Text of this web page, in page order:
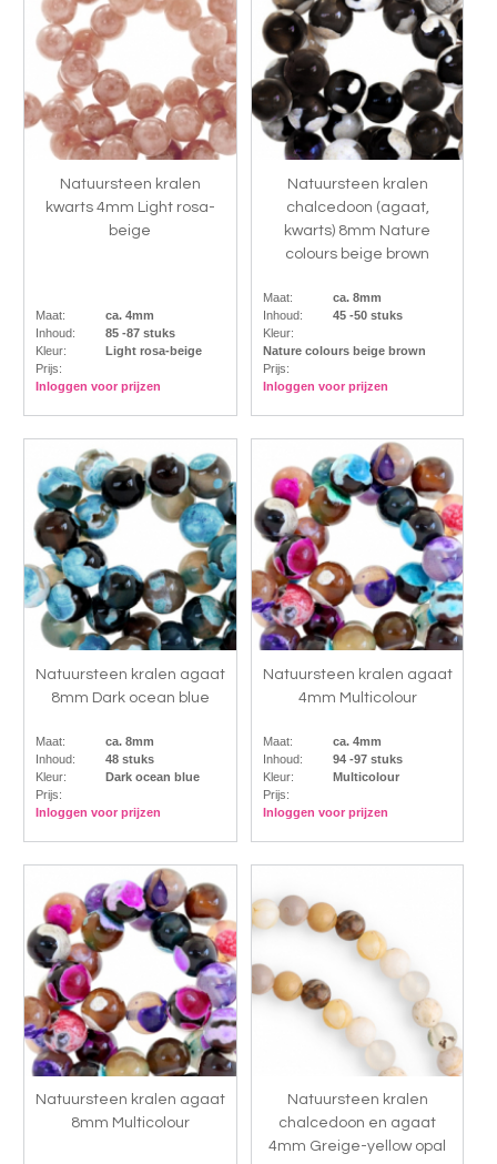
Natuursteen kralen
kwarts 4mm Light rosa-
beige
Maat:
ca. 4mm
Inhoud:
85 -87 stuks
Kleur:
Light rosa-beige
Prijs:
Inloggen voor prijzen
Natuursteen kralen
chalcedoon (agaat,
kwarts) 8mm Nature
colours beige brown
Maat:
ca. 8mm
Inhoud:
45 -50 stuks
Kleur:
Nature colours beige brown
Prijs:
Inloggen voor prijzen
Natuursteen kralen agaat
8mm Dark ocean blue
Maat:
ca. 8mm
Inhoud:
48 stuks
Kleur:
Dark ocean blue
Prijs:
Inloggen voor prijzen
Natuursteen kralen agaat
4mm Multicolour
Maat:
ca. 4mm
Inhoud:
94 -97 stuks
Kleur:
Multicolour
Prijs:
Inloggen voor prijzen
Natuursteen kralen agaat
8mm Multicolour
Natuursteen kralen
chalcedoon en agaat
4mm Greige-yellow opal